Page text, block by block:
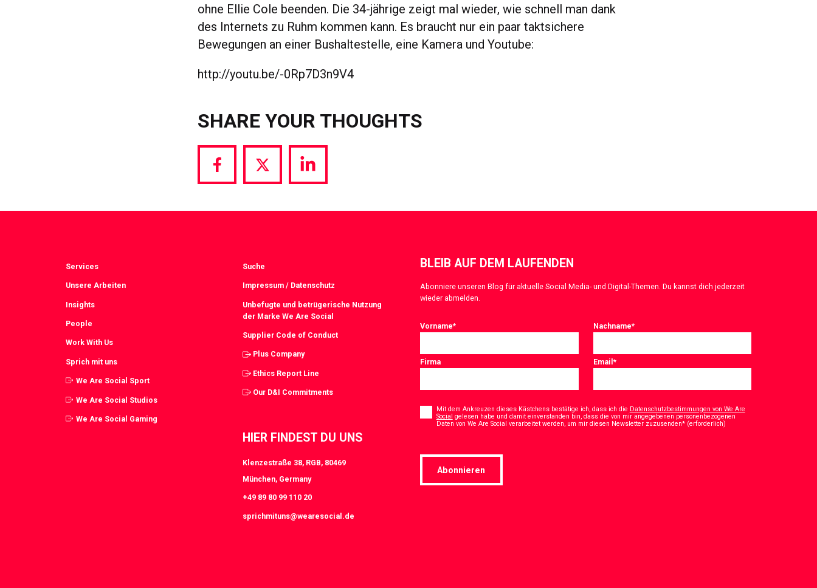
ohne Ellie Cole beenden. Die 34-jährige zeigt mal wieder, wie schnell man dank
des Internets zu Ruhm kommen kann. Es braucht nur ein paar taktsichere
Bewegungen an einer Bushaltestelle, eine Kamera und Youtube:
http://youtu.be/-0Rp7D3n9V4
SHARE YOUR THOUGHTS
Share
Facebook
Share
Twitter
Share
LinkedIn
Services
Unsere Arbeiten
Insights
People
Work With Us
Sprich mit uns
We Are Social Sport
We Are Social Studios
We Are Social Gaming
Suche
Impressum / Datenschutz
Unbefugte und betrügerische Nutzung
der Marke We Are Social
Supplier Code of Conduct
Plus Company
Ethics Report Line
Our D&I Commitments
HIER FINDEST DU UNS
Klenzestraße 38, RGB, 80469
München, Germany
+49 89 80 99 110 20
sprichmituns@wearesocial.de
BLEIB AUF DEM LAUFENDEN
Abonniere unseren Blog für aktuelle Social Media- und Digital-Themen. Du kannst dich jederzeit
wieder abmelden.
Vorname* Nachname*
Firma Email*
* Mit dem Ankreuzen dieses Kästchens bestätige ich, dass ich die Datenschutzbestimmungen von We Are
Social gelesen habe und damit einverstanden bin, dass die von mir angegebenen personenbezogenen
Daten von We Are Social verarbeitet werden, um mir diesen Newsletter zuzusenden* (erforderlich)*
Abonnieren